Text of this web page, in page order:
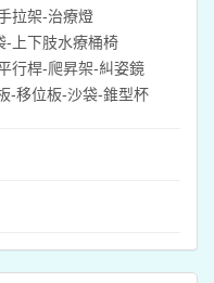
拉架-治療燈
-上下肢水療桶椅
行桿-爬昇架-糾姿鏡
-移位板-沙袋-錐型杯